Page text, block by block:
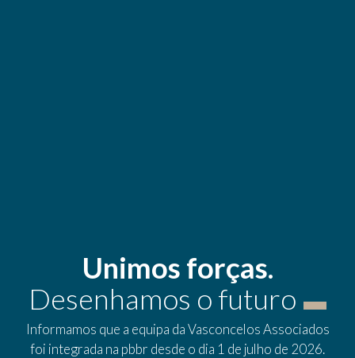
Unimos forças.
Desenhamos o futuro
Informamos que a equipa da Vasconcelos Associados
foi integrada na pbbr desde o dia 1 de julho de 2026.